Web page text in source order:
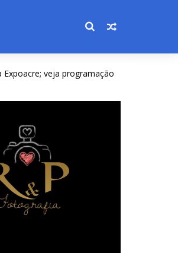
veja programação